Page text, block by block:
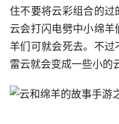
住不要将云彩组合的
云会打闪电劈中小绵
羊们可就会死去。不过
雷云就会变成一些小的